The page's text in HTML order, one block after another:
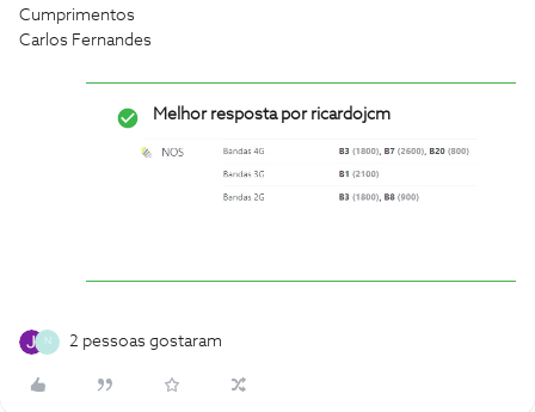
Cumprimentos
Carlos Fernandes
Melhor resposta porricardojcm
N 2 pessoas gostaram